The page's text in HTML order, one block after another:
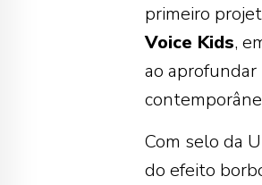
primeiro
Voice Kids,
ao
Com selo da
do efeito